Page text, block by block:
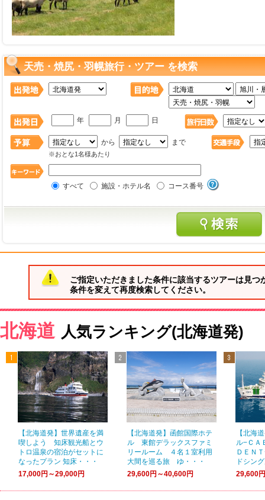
天売・焼尻・羽幌旅行・ツアー を検索
年 月 日
から まで
※おとな1名様あたり
すべて 施設・ホテル名 コース番号
ご指定いただきました条件に該当するツアーは見つ
条件を変えて再度検索してください。
北海道 人気ランキング(北海道発)
【北海道発】世界遺産を満
喫しよう 知床観光船とウ
トロ温泉の宿泊がセットに
なったプラン 知床・・・
17,000円～29,000円
【北海道発】函館国際ホテ
ル 東館デラックスファミ
リールーム ４名１室利用
大間を巡る旅 ゆ・・・
29,600円～40,600円
【北海
ル−Ｃ
ＤＥＮ
ドシン
29,600